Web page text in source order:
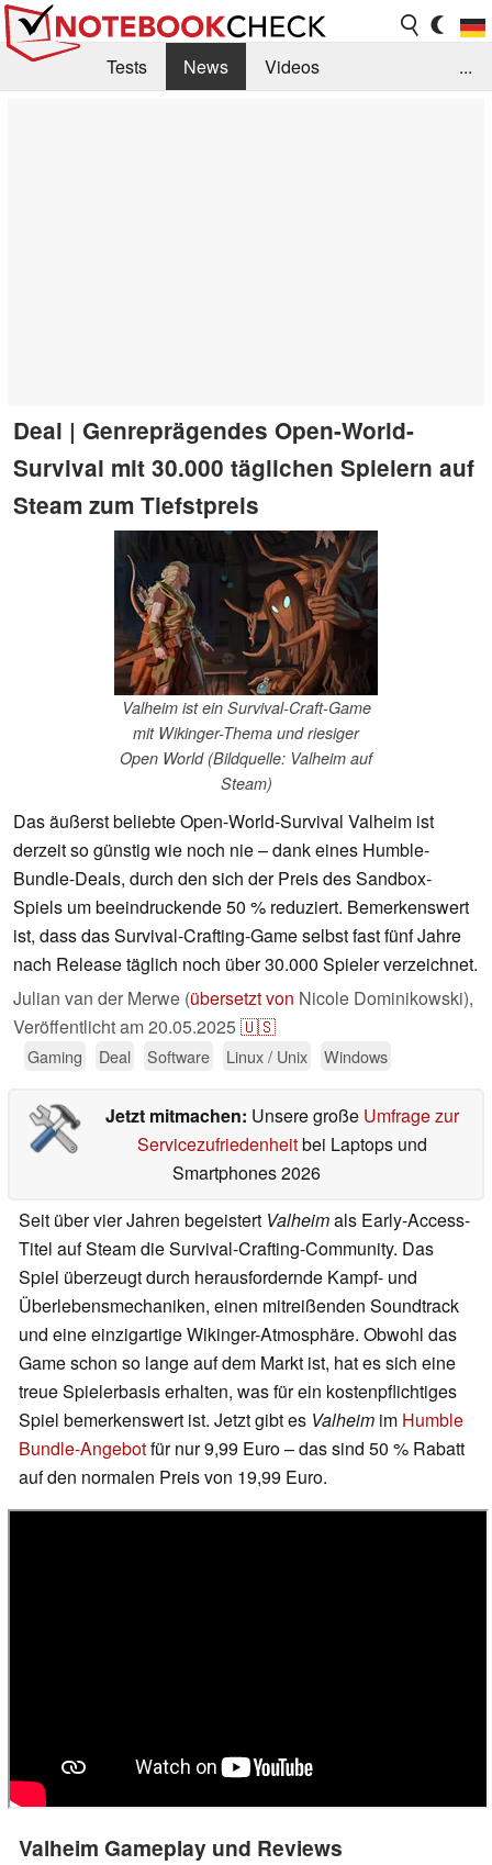
Tests News
Videos
...
Deal | Genreprägendes Open-World-
Survival mit 30.000 täglichen Spielern auf
Steam zum Tiefstpreis
Valheim ist ein Survival-Craft-Game
mit Wikinger-Thema und riesiger
Open World (Bildquelle: Valheim auf
Steam)
Das äußerst beliebte Open-World-Survival Valheim ist
derzeit so günstig wie noch nie – dank eines Humble-
Bundle-Deals, durch den sich der Preis des Sandbox-
Spiels um beeindruckende 50 % reduziert. Bemerkenswert
ist, dass das Survival-Crafting-Game selbst fast fünf Jahre
nach Release täglich noch über 30.000 Spieler verzeichnet.
Julian van der Merwe (übersetzt von Nicole Dominikowski),
Veröffentlicht am20.05.2025🇺🇸
Gaming Deal Software Linux / Unix Windows
Jetzt mitmachen: Unsere große Umfrage zur
Servicezufriedenheitbei Laptops und
Smartphones 2026
Seit über vier Jahren begeistert Valheimals Early-Access-
Titel auf Steam die Survival-Crafting-Community. Das
Spiel überzeugt durch herausfordernde Kampf- und
Überlebensmechaniken, einen mitreißenden Soundtrack
und eine einzigartige Wikinger-Atmosphäre. Obwohl das
Game schon so lange auf dem Markt ist, hat es sich eine
treue Spielerbasis erhalten, was für ein kostenpflichtiges
Spiel bemerkenswert ist. Jetzt gibt es Valheim im Humble
Bundle-Angebotfür nur 9,99 Euro – das sind 50 % Rabatt
auf den normalen Preis von 19,99 Euro.
Valheim Gameplay und Reviews